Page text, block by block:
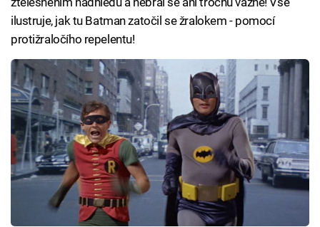
ilustruje, jak tu Batman zatočil se žralokem - pomocí
protižraločího repelentu!